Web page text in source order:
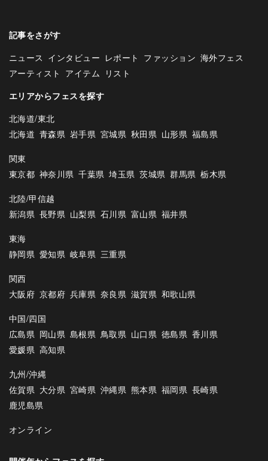
記事をさがす
ニュース インタビュー レポート ファッション 海外フェス
アーティスト アイテム リスト
エリアからフェスを探す
北海道/東北
北海道 青森県 岩手県 宮城県 秋田県 山形県 福島県
関東
東京都 神奈川県 千葉県 埼玉県 茨城県 群馬県 栃木県
北陸/甲信越
新潟県 長野県 山梨県 石川県 富山県 福井県
東海
静岡県 愛知県 岐阜県 三重県
関西
大阪府 京都府 兵庫県 奈良県 滋賀県 和歌山県
中国/四国
広島県 岡山県 島根県 鳥取県 山口県 徳島県 香川県
愛媛県 高知県
九州/沖縄
佐賀県 大分県 宮崎県 沖縄県 熊本県 福岡県 長崎県
鹿児島県
オンライン